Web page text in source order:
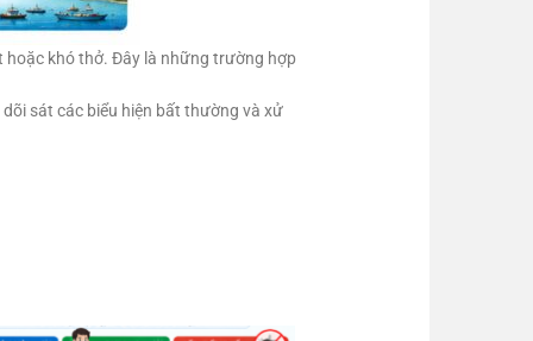
hoặc khó thở. Đây là những trường hợp
sát các biểu hiện bất thường và xử